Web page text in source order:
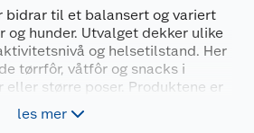
bidrar til et balansert og variert
og hunder. Utvalget dekker ulike
og helsetilstand. Her
tørrfôr, våtfôr og snacks i
eller større poser. Produktene er
næring, god smak og praktisk
Passer for deg som vil gi
les mer